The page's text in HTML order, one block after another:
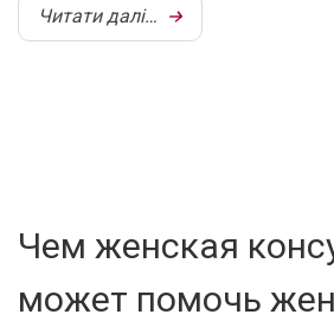
Читати далі…
Чем женская
может помочь